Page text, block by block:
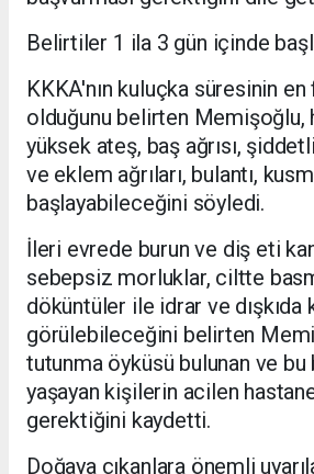
Belirtiler 1 ila 3 gün içinde
KKKA'nın kuluçka süresinin
olduğunu belirten Memişoğlu,
yüksek ateş, baş ağrısı,
ve eklem ağrıları, bulantı,
başlayabileceğini söyledi.
İleri evrede burun ve diş eti
sebepsiz morluklar, ciltte
döküntüler ile idrar ve dışkıda
görülebileceğini belirten
tutunma öyküsü bulunan ve
yaşayan kişilerin acilen
gerektiğini kaydetti.
Doğaya çıkanlara önemli